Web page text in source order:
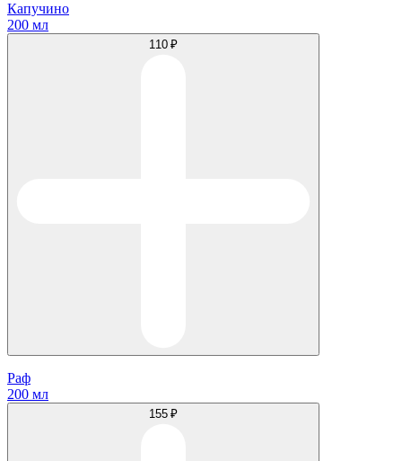
Капучино
200 мл
110 ₽
Раф
200 мл
155 ₽